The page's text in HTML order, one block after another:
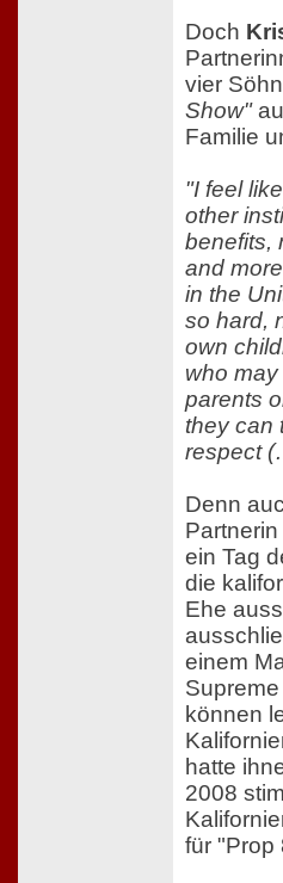
Doch
vier
Show"
Familie
"I feel
other
benefits,
and
in the
so hard,
own
who
parents
they can
respect
Denn
Partnerin
ein Tag
die
Ehe
einem
können
hatte
2008
für "Prop